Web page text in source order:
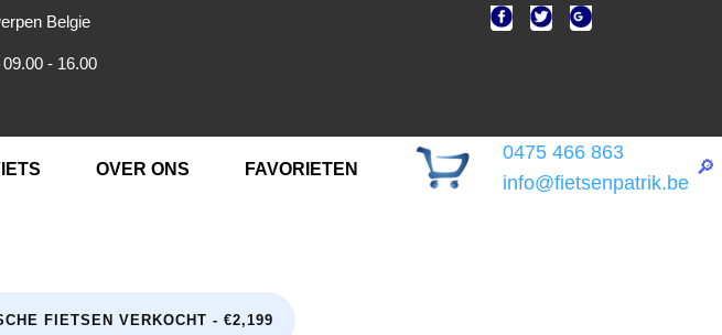
Belgie
- 16.00
OVER ONS FAVORIETEN
0475 466 863
info@fietsenpatrik.be
🔎
FIETSEN VERKOCHT - €2,199